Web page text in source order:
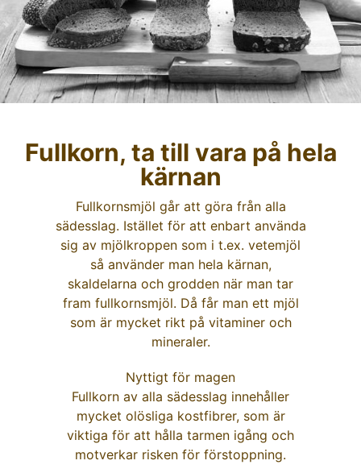
Fullkorn, ta till vara på hela
kärnan
Fullkornsmjöl går att göra från alla
sädesslag. Istället för att enbart använda
sig av mjölkroppen som i t.ex. vetemjöl
så använder man hela kärnan,
skaldelarna och grodden när man tar
fram fullkornsmjöl. Då får man ett mjöl
som är mycket rikt på vitaminer och
mineraler.
Nyttigt för magen
Fullkorn av alla sädesslag innehåller
mycket olösliga kostfibrer, som är
viktiga för att hålla tarmen igång och
motverkar risken för förstoppning.